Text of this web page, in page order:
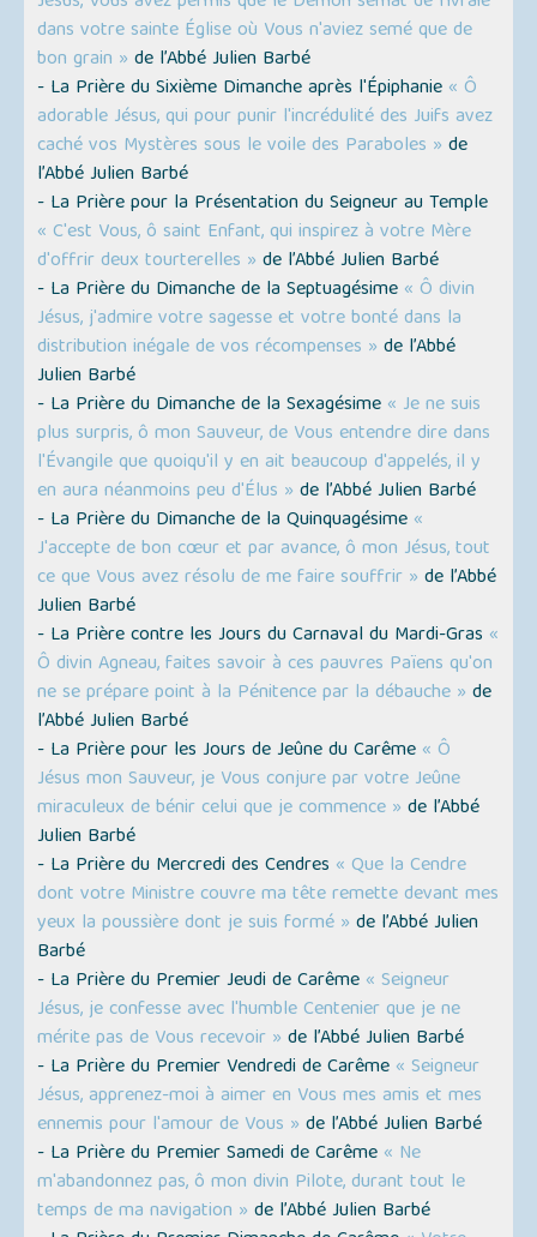
dans votre sainte Église où Vous n'aviez semé que de
bon grain » de l’Abbé Julien Barbé
- La Prière du Sixième Dimanche après l'Épiphanie « Ô
adorable Jésus, qui pour punir l'incrédulité des Juifs avez
caché vos Mystères sous le voile des Paraboles » de
l’Abbé Julien Barbé
- La Prière pour la Présentation du Seigneur au Temple
« C'est Vous, ô saint Enfant, qui inspirez à votre Mère
d'offrir deux tourterelles » de l’Abbé Julien Barbé
- La Prière du Dimanche de la Septuagésime « Ô divin
Jésus, j'admire votre sagesse et votre bonté dans la
distribution inégale de vos récompenses » de l’Abbé
Julien Barbé
- La Prière du Dimanche de la Sexagésime « Je ne suis
plus surpris, ô mon Sauveur, de Vous entendre dire dans
l'Évangile que quoiqu'il y en ait beaucoup d'appelés, il y
en aura néanmoins peu d'Élus » de l’Abbé Julien Barbé
- La Prière du Dimanche de la Quinquagésime «
J'accepte de bon cœur et par avance, ô mon Jésus, tout
ce que Vous avez résolu de me faire souffrir » de l’Abbé
Julien Barbé
- La Prière contre les Jours du Carnaval du Mardi-Gras «
Ô divin Agneau, faites savoir à ces pauvres Païens qu'on
ne se prépare point à la Pénitence par la débauche » de
l’Abbé Julien Barbé
- La Prière pour les Jours de Jeûne du Carême « Ô
Jésus mon Sauveur, je Vous conjure par votre Jeûne
miraculeux de bénir celui que je commence » de l’Abbé
Julien Barbé
- La Prière du Mercredi des Cendres « Que la Cendre
dont votre Ministre couvre ma tête remette devant mes
yeux la poussière dont je suis formé » de l’Abbé Julien
Barbé
- La Prière du Premier Jeudi de Carême « Seigneur
Jésus, je confesse avec l'humble Centenier que je ne
mérite pas de Vous recevoir » de l’Abbé Julien Barbé
- La Prière du Premier Vendredi de Carême « Seigneur
Jésus, apprenez-moi à aimer en Vous mes amis et mes
ennemis pour l'amour de Vous » de l’Abbé Julien Barbé
- La Prière du Premier Samedi de Carême « Ne
m'abandonnez pas, ô mon divin Pilote, durant tout le
temps de ma navigation » de l’Abbé Julien Barbé